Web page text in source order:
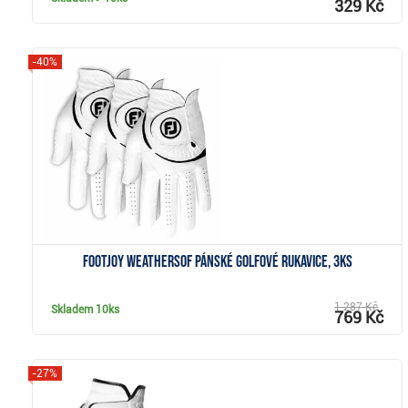
329 Kč
FootJoy WeatherSof pánské golfové rukavice, 3ks
-40%
Skladem 10ks 1 287 Kč
769 Kč
Zobrazit
-27%